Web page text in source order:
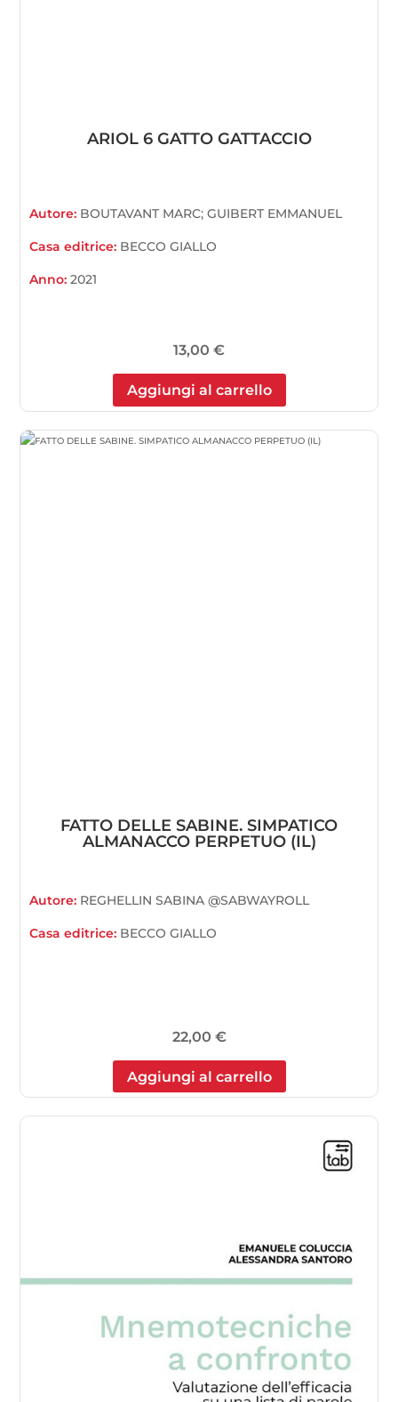
ARIOL 6 GATTO GATTACCIO
Autore: BOUTAVANT MARC; GUIBERT EMMANUEL
Casa editrice: BECCO GIALLO
Anno:2021
13,00 €
Aggiungi al carrello
FATTO DELLE SABINE. SIMPATICO
ALMANACCO PERPETUO (IL)
Autore: REGHELLIN SABINA @SABWAYROLL
Casa editrice: BECCO GIALLO
22,00 €
Aggiungi al carrello